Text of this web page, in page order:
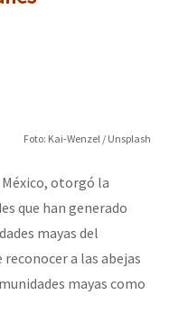
la libertad de Jesús
no Estado Espanhol
lutas pela
Foto: Kai-Wenzel / Unsplash
otorgó la
que han generado
mayas del
a las abejas
mayas como